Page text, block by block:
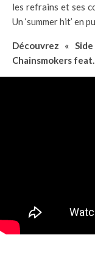
les refrains et ses
Un ‘summer hit’ en
Découvrez «
Chainsmokers